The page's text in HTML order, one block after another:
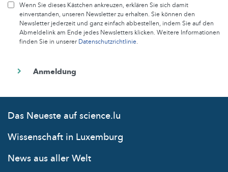
Wenn Sie dieses Kästchen ankreuzen, erklären Sie sich damit
einverstanden, unseren Newsletter zu erhalten. Sie können den
Newsletter jederzeit und ganz einfach abbestellen, indem Sie auf den
Abmeldelink am Ende jedes Newsletters klicken. Weitere Informationen
finden Sie in unsererDatenschutzrichtlinie.
Das Neueste auf science.lu
Wissenschaft in Luxemburg
News aus aller Welt